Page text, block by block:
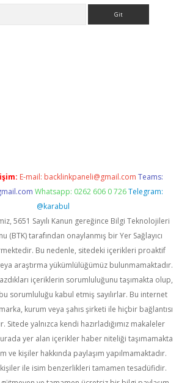
E-mail: backlinkpaneli@gmail.com Teams:
Whatsapp: 0262 606 0 726 Telegram:
@karabul
5651 Sayılı Kanun gereğince Bilgi Teknolojileri
(BTK) tarafından onaylanmış bir Yer Sağlayıcı
Bu nedenle, sitedeki içerikleri proaktif
araştırma yükümlülüğümüz bulunmamaktadır.
içeriklerin sorumluluğunu taşımakta olup,
sorumluluğu kabul etmiş sayılırlar. Bu internet
kurum veya şahıs şirketi ile hiçbir bağlantısı
Sitede yalnızca kendi hazırladığımız makaleler
yer alan içerikler haber niteliği taşımamakta
ve kişiler hakkında paylaşım yapılmamaktadır.
ile isim benzerlikleri tamamen tesadüfidir.